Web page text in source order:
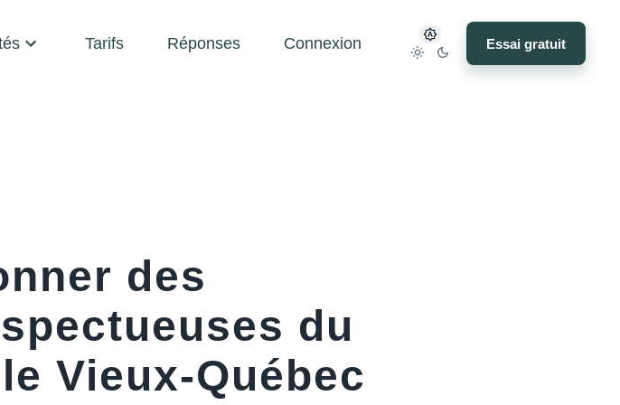
Tarifs Réponses Connexion Essai gratuit
des
du
Vieux-Québec